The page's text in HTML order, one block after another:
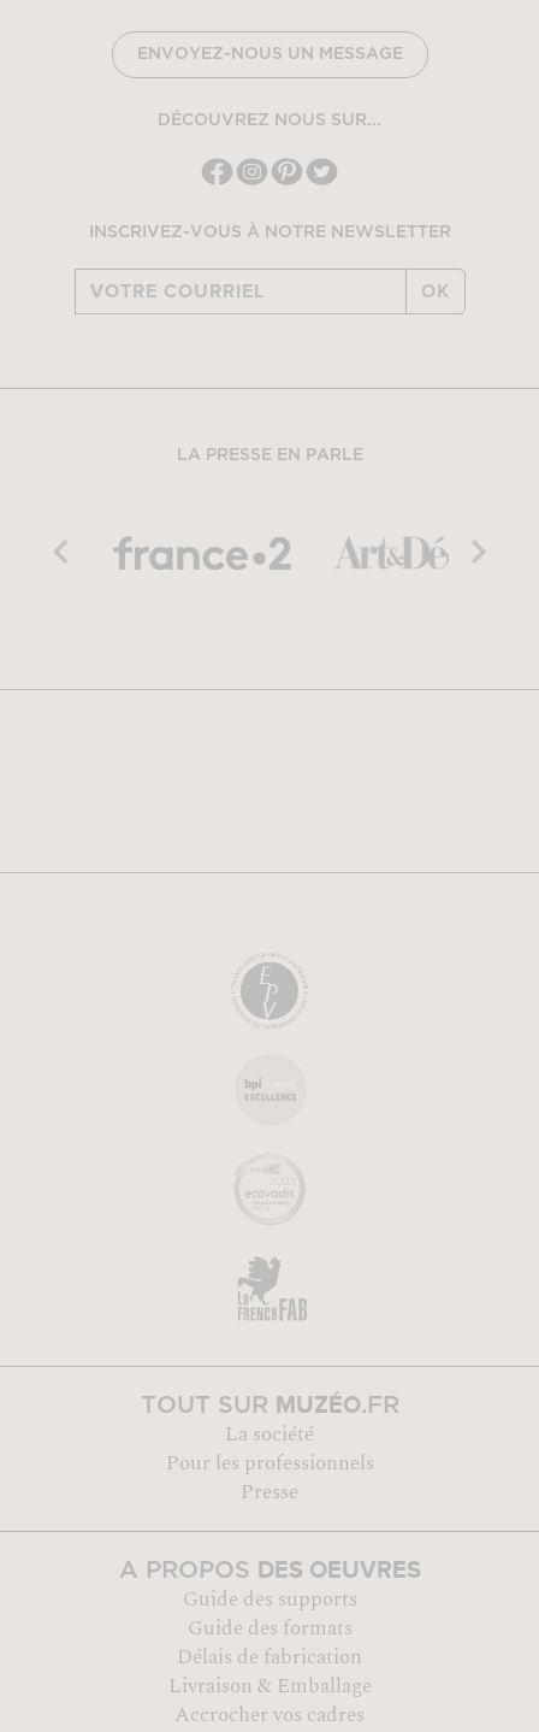
ENVOYEZ-NOUS UN MESSAGE
DÉCOUVREZ NOUS SUR...
INSCRIVEZ-VOUS À NOTRE NEWSLETTER
OK
LA PRESSE EN PARLE
TOUT SUR MUZÉO.FR
La société
Pour les professionnels
Presse
A PROPOS DES OEUVRES
Guide des supports
Guide des formats
Délais de fabrication
Livraison & Emballage
Accrocher vos cadres